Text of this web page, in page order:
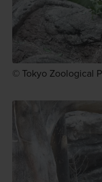
© Tokyo Zoological